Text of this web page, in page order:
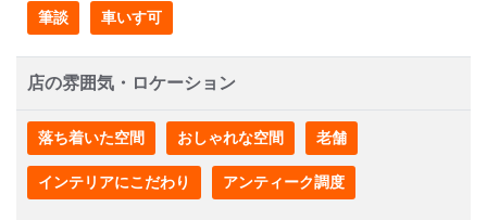
筆談 車いす可
店の雰囲気・ロケーション
落ち着いた空間 おしゃれな空間 老舗
インテリアにこだわり アンティーク調度